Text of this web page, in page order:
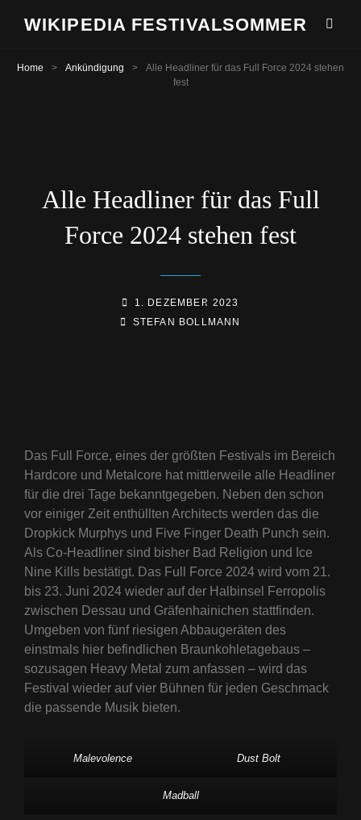
WIKIPEDIA FESTIVALSOMMER
Home > Ankündigung >
Alle Headliner für das Full Force 2024 stehen
fest
Alle Headliner für das Full
Force 2024 stehen fest
POSTED-
ON
1. DEZEMBER 2023
BY
BYLINE
STEFAN BOLLMANN
Das Full Force, eines der größten Festivals im Bereich
Hardcore und Metalcore hat mittlerweile alle Headliner
für die drei Tage bekanntgegeben. Neben den schon
vor einiger Zeit enthüllten Architects werden das die
Dropkick Murphys und Five Finger Death Punch sein.
Als Co-Headliner sind bisher Bad Religion und Ice
Nine Kills bestätigt. Das Full Force 2024 wird vom 21.
bis 23. Juni 2024 wieder auf der Halbinsel Ferropolis
zwischen Dessau und Gräfenhainichen stattfinden.
Umgeben von fünf riesigen Abbaugeräten des
einstmals hier befindlichen Braunkohletagebaus –
sozusagen Heavy Metal zum anfassen – wird das
Festival wieder auf vier Bühnen für jeden Geschmack
die passende Musik bieten.
Malevolence Dust Bolt
Madball